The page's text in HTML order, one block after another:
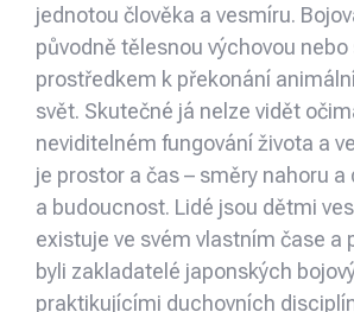
jednotou člověka a vesmíru.
původně tělesnou výchovou
prostředkem k překonání
svět. Skutečné já nelze vidět
neviditelném fungování života a
je prostor a čas – směry nahoru
a budoucnost. Lidé jsou dětmi
existuje ve svém vlastním čase a
byli zakladatelé japonských
praktikujícími duchovních